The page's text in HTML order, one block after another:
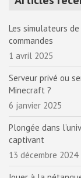
Les simulateurs
commandes
1 avril 2025
Serveur privé ou
Minecraft ?
6 janvier 2025
Plongée dans
captivant
13 décembre 2024